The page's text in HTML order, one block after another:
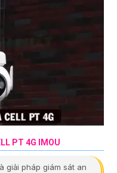
PT 4G IMOU
giải pháp giám sát an